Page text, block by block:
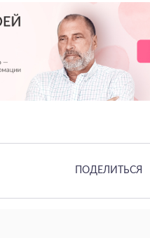
ПОДЕЛИТЬСЯ